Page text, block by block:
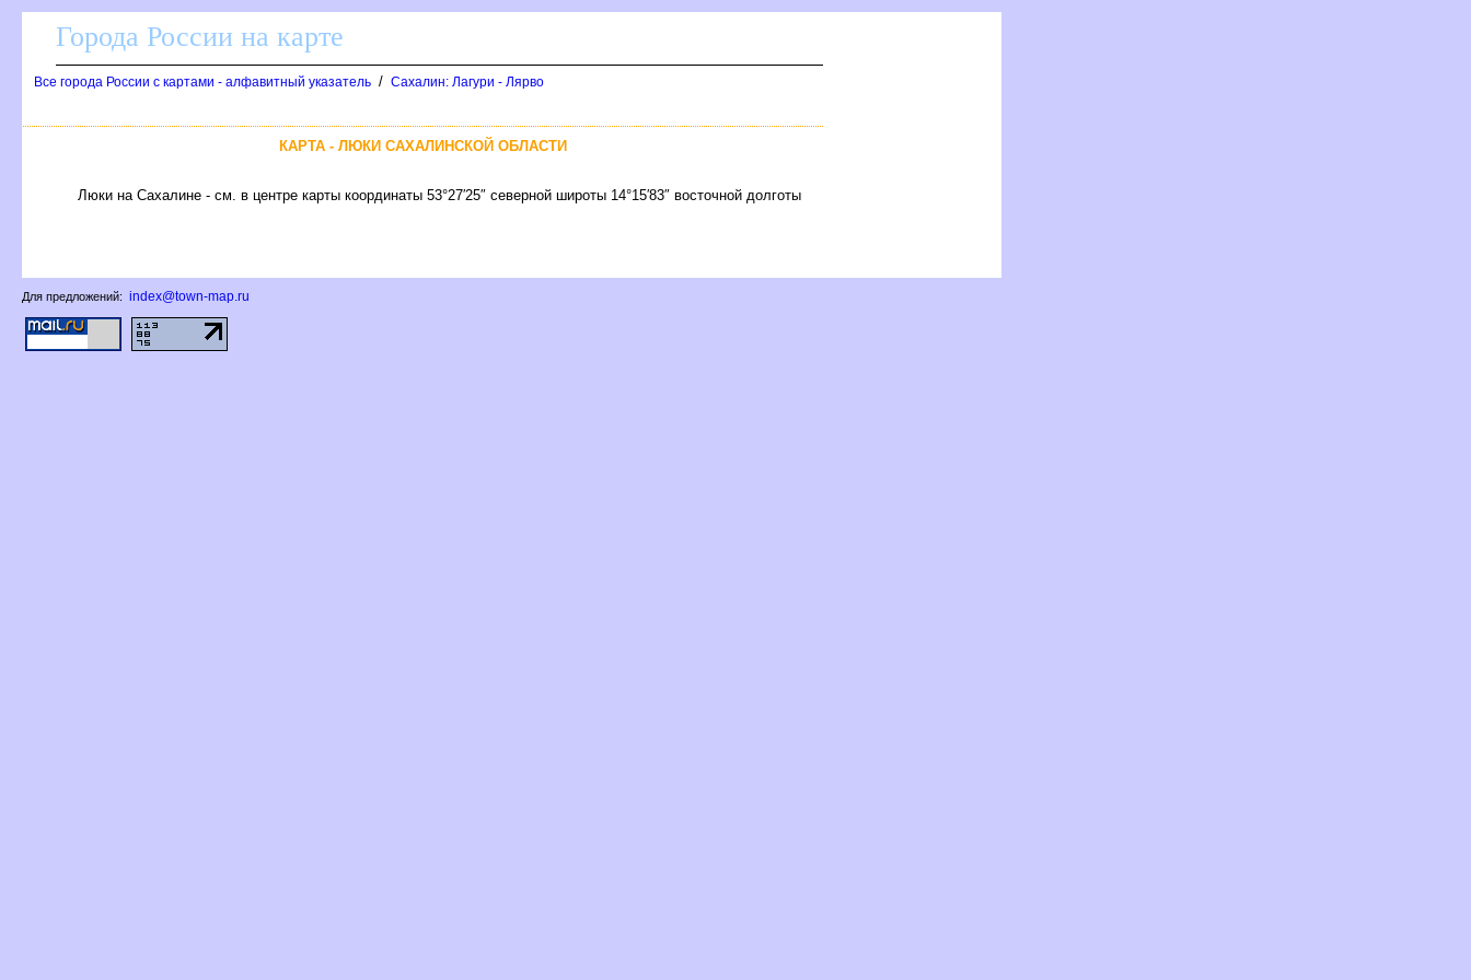
Города России на карте
се города России с картами - алфавитный указатель / Сахалин: Лагури - Лярво
КАРТА - ЛЮКИ САХАЛИНСКОЙ ОБЛАСТИ
Люки на Сахалине - см. в центре карты координаты 53°27′25″ северной широты 14°15′83″ восточной долготы
Для предложений: index@town-map.ru